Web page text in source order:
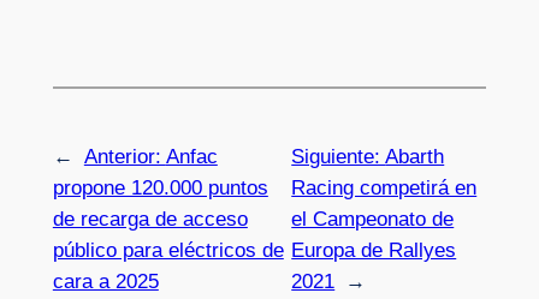
← Anterior: Anfac
propone 120.000 puntos
de recarga de acceso
público para eléctricos de
cara a 2025
Siguiente:Abarth
Racing competirá en
el Campeonato de
Europa de Rallyes
2021
→